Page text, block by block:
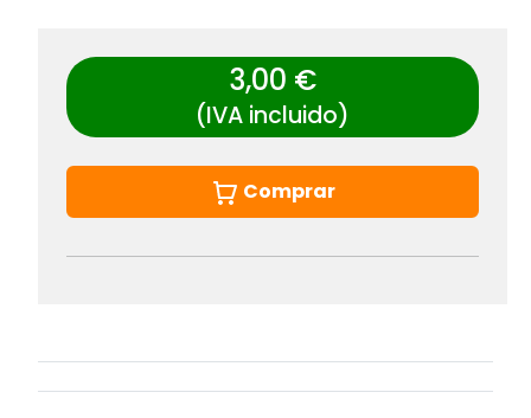
3,00 €
(IVA incluido)
Comprar